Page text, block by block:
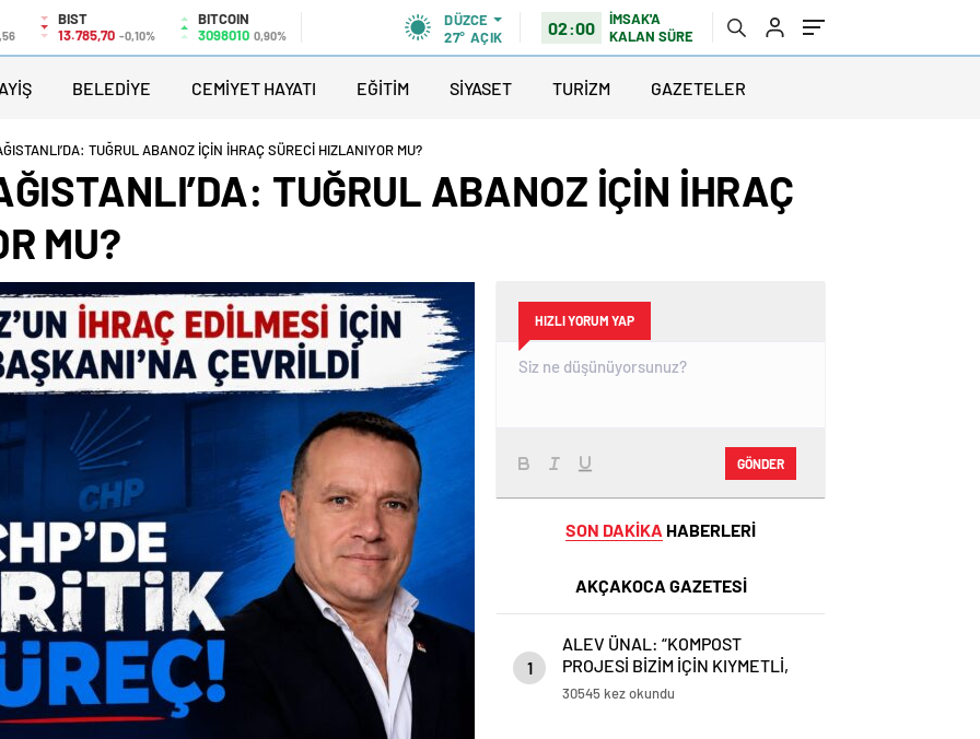
BIST
13.785,70 -0,10%
BITCOIN
3098010 0,90%
DÜZCE
27° AÇIK 02:00
İMSAK'A
KALAN SÜRE
BELEDİYE CEMİYET HAYATI EĞİTİM SİYASET TURİZM GAZETELER
TUĞRUL ABANOZ İÇİN İHRAÇ SÜRECİ HIZLANIYOR MU?
TUĞRUL ABANOZ İÇİN İHRAÇ
MU?
HIZLI YORUM YAP
GÖNDER
SON DAKİKA HABERLERİ
AKÇAKOCA GAZETESİ
1
ALEV ÜNAL: “KOMPOST
PROJESİ BİZİM İÇİN KIYMETLİ,
ÜRETİME GEÇECEĞİZ”
30545 kez okundu